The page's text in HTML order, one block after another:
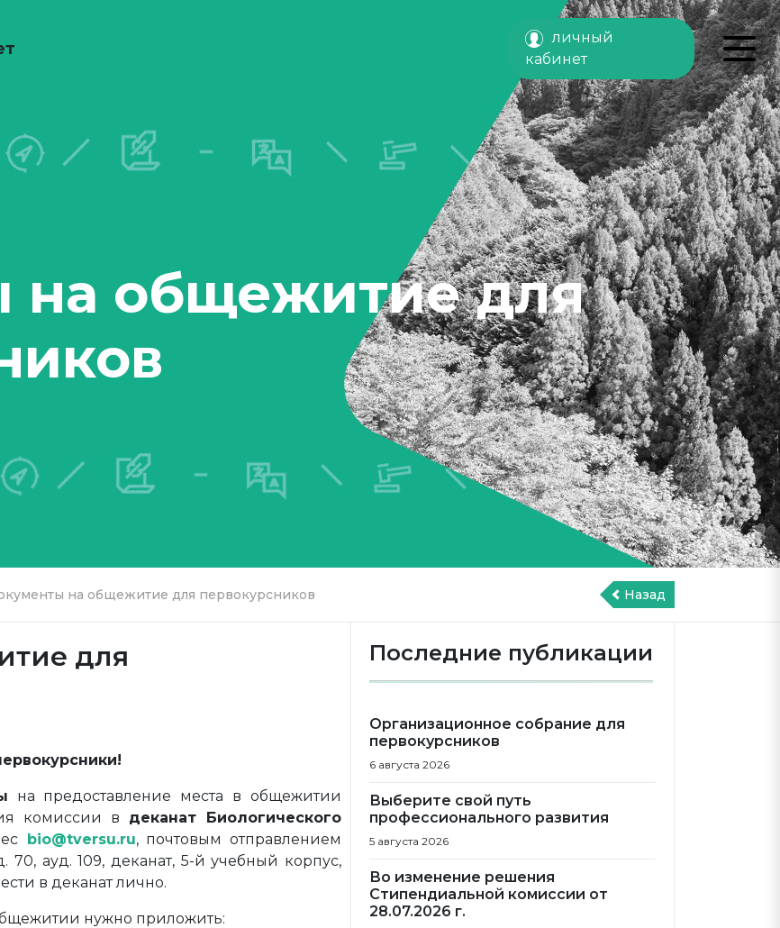
личный
кабинет
на общежитие для
на общежитие для первокурсников Назад
для
на предоставление места в общежитии
комиссии в деканат Биологического
bio@tversu.ru,почтовым отправлением
70, ауд. 109, деканат, 5-й учебный корпус,
в деканат лично.
нужно приложить:
Последние публикации
Организационное собрание для
первокурсников
6 августа 2026
Выберите свой путь
профессионального развития
5 августа 2026
Во изменение решения
Стипендиальной комиссии от
28.07.2026 г.